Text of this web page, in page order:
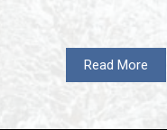
Read More